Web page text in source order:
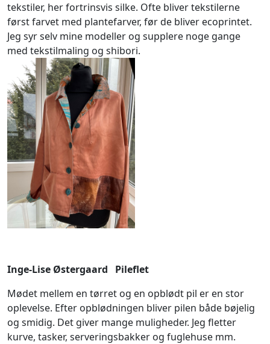
tekstiler, her fortrinsvis silke. Ofte bliver tekstilerne
først farvet med plantefarver, før de bliver ecoprintet.
Jeg syr selv mine modeller og supplere noge gange
med tekstilmaling og shibori.
Inge-Lise Østergaard Pileflet
Mødet mellem en tørret og en opblødt pil er en stor
oplevelse. Efter opblødningen bliver pilen både bøjelig
og smidig. Det giver mange muligheder. Jeg fletter
kurve, tasker, serveringsbakker og fuglehuse mm.